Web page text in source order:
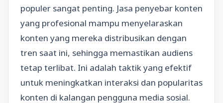
populer sangat penting. Jasa penyebar konten
yang profesional mampu menyelaraskan
konten yang mereka distribusikan dengan
tren saat ini, sehingga memastikan audiens
tetap terlibat. Ini adalah taktik yang efektif
untuk meningkatkan interaksi dan popularitas
konten di kalangan pengguna media sosial.